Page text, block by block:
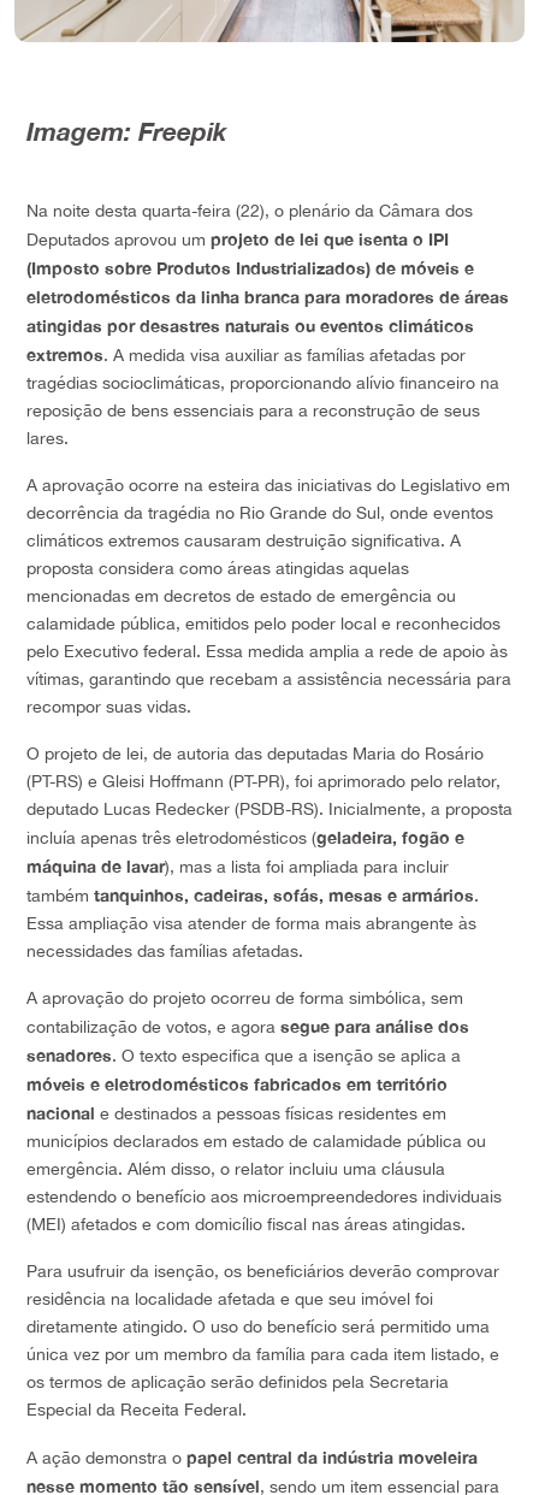
Imagem: Freepik
Na noite desta quarta-feira (22), o plenário da Câmara dos
Deputados aprovou um projeto de lei que isenta o IPI
(Imposto sobre Produtos Industrializados) de móveis e
eletrodomésticos da linha branca para moradores de áreas
atingidas por desastres naturais ou eventos climáticos
extremos. A medida visa auxiliar as famílias afetadas por
tragédias socioclimáticas, proporcionando alívio financeiro na
reposição de bens essenciais para a reconstrução de seus
lares.
A aprovação ocorre na esteira das iniciativas do Legislativo em
decorrência da tragédia no Rio Grande do Sul, onde eventos
climáticos extremos causaram destruição significativa. A
proposta considera como áreas atingidas aquelas
mencionadas em decretos de estado de emergência ou
calamidade pública, emitidos pelo poder local e reconhecidos
pelo Executivo federal. Essa medida amplia a rede de apoio às
vítimas, garantindo que recebam a assistência necessária para
recompor suas vidas.
O projeto de lei, de autoria das deputadas Maria do Rosário
(PT-RS) e Gleisi Hoffmann (PT-PR), foi aprimorado pelo relator,
deputado Lucas Redecker (PSDB-RS). Inicialmente, a proposta
incluía apenas três eletrodomésticos (geladeira, fogão e
máquina de lavar), mas a lista foi ampliada para incluir
também tanquinhos, cadeiras, sofás, mesas e armários.
Essa ampliação visa atender de forma mais abrangente às
necessidades das famílias afetadas.
A aprovação do projeto ocorreu de forma simbólica, sem
contabilização de votos, e agora segue para análise dos
senadores. O texto especifica que a isenção se aplica a
móveis e eletrodomésticos fabricados em território
nacional e destinados a pessoas físicas residentes em
municípios declarados em estado de calamidade pública ou
emergência. Além disso, o relator incluiu uma cláusula
estendendo o benefício aos microempreendedores individuais
(MEI) afetados e com domicílio fiscal nas áreas atingidas.
Para usufruir da isenção, os beneficiários deverão comprovar
residência na localidade afetada e que seu imóvel foi
diretamente atingido. O uso do benefício será permitido uma
única vez por um membro da família para cada item listado, e
os termos de aplicação serão definidos pela Secretaria
Especial da Receita Federal.
A ação demonstra o papel central da indústria moveleira
nesse momento tão sensível, sendo um item essencial para